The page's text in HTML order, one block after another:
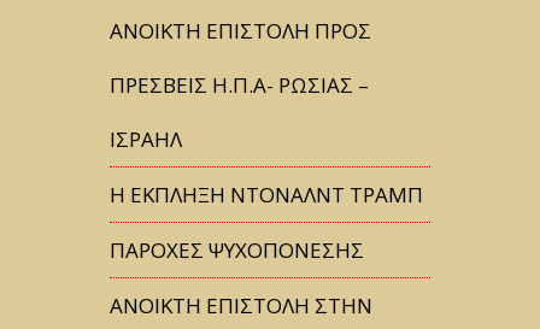
ΑΝΟΙΚΤΗ ΕΠΙΣΤΟΛΗ ΠΡΟΣ
ΠΡΕΣΒΕΙΣ Η.Π.Α- ΡΩΣΙΑΣ –
ΙΣΡΑΗΛ
Η ΕΚΠΛΗΞΗ ΝΤΟΝΑΛΝΤ ΤΡΑΜΠ
ΠΑΡΟΧΕΣ ΨΥΧΟΠΟΝΕΣΗΣ
ΑΝΟΙΚΤΗ ΕΠΙΣΤΟΛΗ ΣΤΗΝ